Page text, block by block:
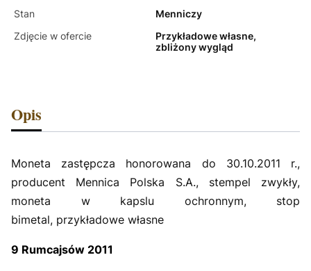
Stan
Menniczy
Zdjęcie w ofercie
Przykładowe własne,
zbliżony wygląd
Opis
Moneta zastępcza honorowana do 30.10.2011 r.,
producent Mennica Polska S.A., stempel zwykły,
moneta w kapslu ochronnym, stop
bimetal, przykładowe własne
9 Rumcajsów 2011